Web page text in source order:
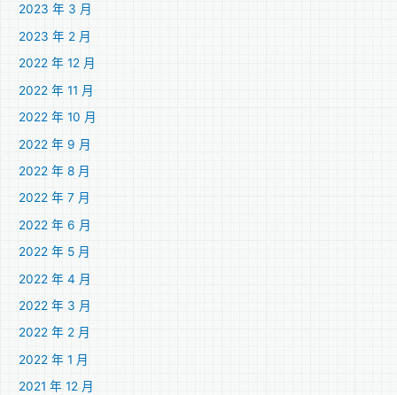
2023 年 3 月
2023 年 2 月
2022 年 12 月
2022 年 11 月
2022 年 10 月
2022 年 9 月
2022 年 8 月
2022 年 7 月
2022 年 6 月
2022 年 5 月
2022 年 4 月
2022 年 3 月
2022 年 2 月
2022 年 1 月
2021 年 12 月